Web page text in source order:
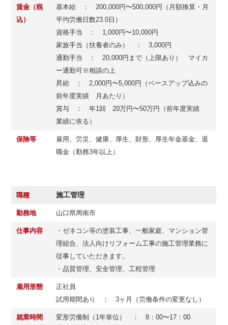
賃金（税
込）
基本給 ： 200,000円〜500,000円（月額換算・月
平均労働日数23.0日）
資格手当 ： 1,000円〜10,000円
家族手当（扶養者のみ） ： 3,000円
通勤手当 ： 20,000円まで（上限あり） マイカ
ー通勤可※相談の上
昇給 ： 2,000円〜5,000円（ベースアップ込みの
前年度実績 月あたり）
賞与 ： 年1回 20万円〜50万円（前年度実績
業績に依る）
保険等
雇用、労災、健康、厚生、財形、厚生年金基金、退
職金（勤務3年以上）
職種 施工管理
勤務地 山口県周南市
仕事内容
・ゼネコン等の塗装工事、一般家庭、マンション管
理組合、法人向けリフォーム工事の施工管理業務に
従事していただきます。
・品質管理、安全管理、工程管理
雇用形態
正社員
試用期間あり ： 3ヶ月（労働条件の変更なし）
就業時間
変形労働制（1年単位） ： 8：00〜17：00